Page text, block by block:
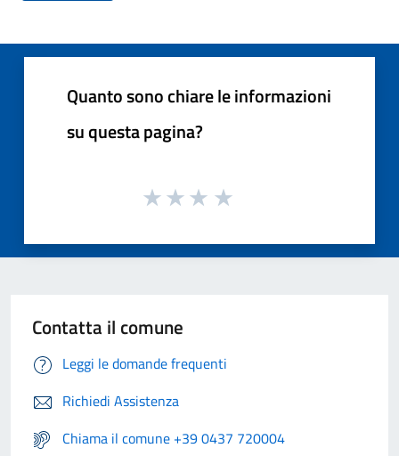
Quanto sono chiare le informazioni
su questa pagina?
Contatta il comune
Leggi le domande frequenti
Richiedi Assistenza
Chiama il comune +39 0437 720004